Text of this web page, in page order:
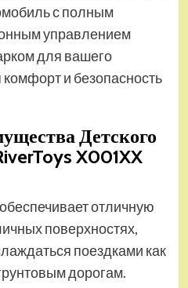
с полным
управлением
для вашего
и безопасность
Детского
X001XX
отличную
поверхностях,
поездками как
дорогам.